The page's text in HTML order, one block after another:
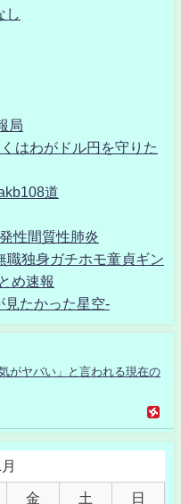
し
局
はわがドル円を守りた
道
性間質性肺炎
職独身ガチホモ童貞ギン
め速報
見たかった星空-
がヤバい」と言われる現在の
金 土 日